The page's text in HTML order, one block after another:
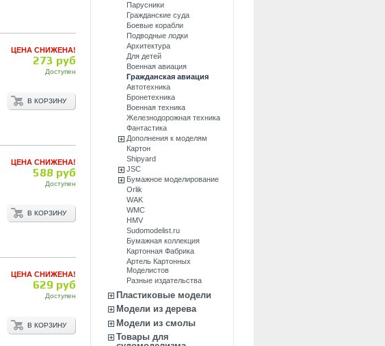
ЦЕНА СНИЖЕНА!
273 руб
Доступен
В КОРЗИНУ
ЦЕНА СНИЖЕНА!
588 руб
Доступен
В КОРЗИНУ
ЦЕНА СНИЖЕНА!
629 руб
Доступен
В КОРЗИНУ
Парусники
Гражданские суда
Боевые корабли
Подводные лодки
Архитектура
Для детей
Военная авиация
Гражданская авиация
Автотехника
Бронетехника
Военная техника
Железнодорожная техника
Фантастика
Дополнения к моделям
Картон
Shipyard
JSC
Бумажное моделирование
Orlik
WAK
WMC
HMV
Sudomodelist.ru
Бумажная коллекция
Картонная Фабрика
Артель Картонных
Моделистов
Разные издательства
Пластиковые модели
Модели из дерева
Модели из смолы
Товары для